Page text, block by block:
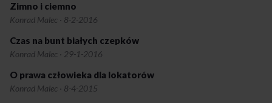
Zimno i ciemno
Konrad Malec · 8-2-2016
Czas na bunt białych czepków
Konrad Malec · 29-1-2016
O prawa człowieka dla lokatorów
Konrad Malec · 8-4-2015